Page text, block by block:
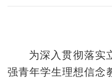
为深入贯彻落实
强青年学生理想信念